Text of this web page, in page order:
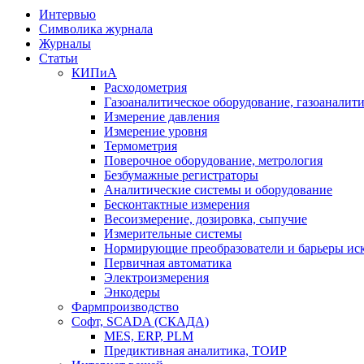
Интервью
Символика журнала
Журналы
Статьи
КИПиА
Расходометрия
Газоаналитическое оборудование,
Измерение давления
Измерение уровня
Термометрия
Поверочное оборудование, метрология
Безбумажные регистраторы
Аналитические системы и оборудование
Бесконтактные измерения
Весоизмерение, дозировка, сыпучие
Измерительные системы
Нормирующие преобразователи и барьеры
Первичная автоматика
Электроизмерения
Энкодеры
Фармпроизводство
Софт, SCADA (СКАДА)
MES, ERP, PLM
Предиктивная аналитика, ТОИР